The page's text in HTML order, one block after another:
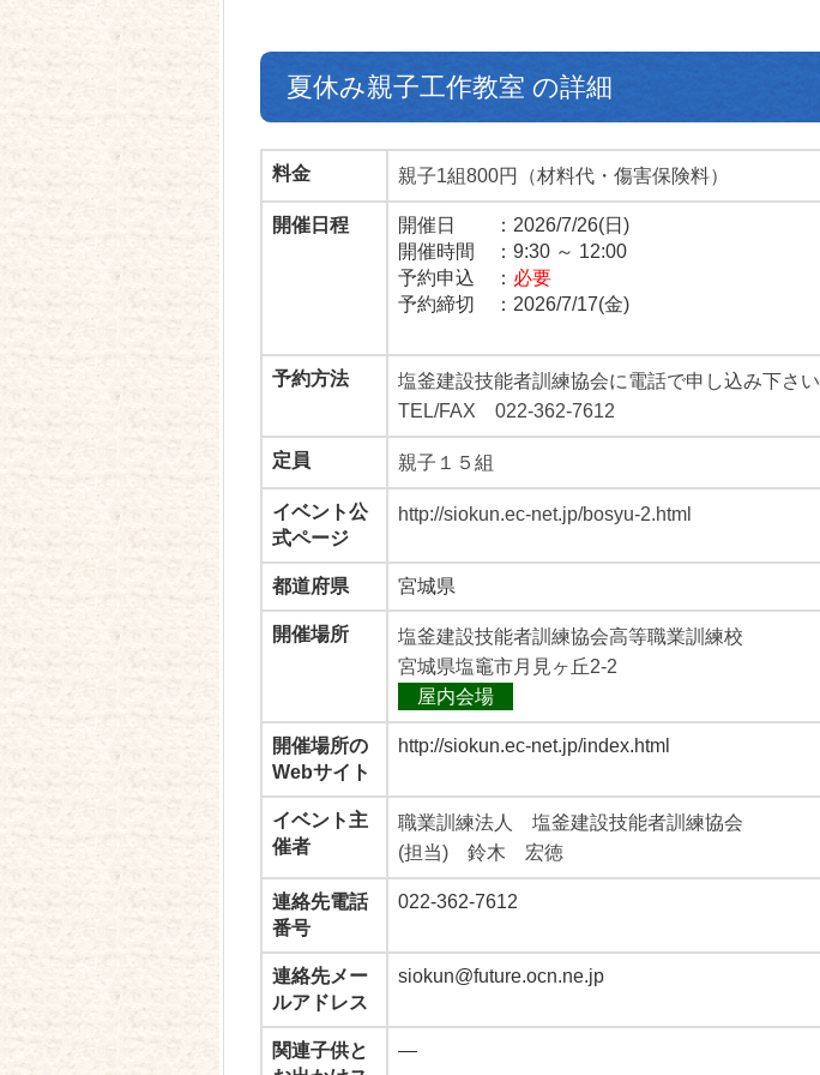
夏休み親子工作教室 の詳細
料金 親子1組800円（材料代・傷害保険料）
開催日程
開催日 ：2026/7/26(日)
開催時間 ：9:30 ～ 12:00
予約申込 ： 必要
予約締切 ：2026/7/17(金)
予約方法
塩釜建設技能者訓練協会に電話で申し込み下さい
TEL/FAX 022-362-7612
定員 親子１５組
イベント公
式ページ
http://siokun.ec-net.jp/bosyu-2.html
都道府県 宮城県
開催場所
塩釜建設技能者訓練協会高等職業訓練校
宮城県塩竈市月見ヶ丘2-2
屋内会場
開催場所の
Webサイト
http://siokun.ec-net.jp/index.html
イベント主
催者
職業訓練法人 塩釜建設技能者訓練協会
(担当) 鈴木 宏徳
連絡先電話
番号
022-362-7612
連絡先メー
ルアドレス
siokun@future.ocn.ne.jp
関連子供と
―